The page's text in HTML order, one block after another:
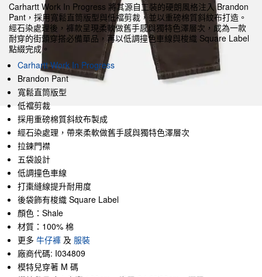
Carhartt Work In Progress 將其源自工裝的硬朗風格注入 Brandon
Pant，採用寬鬆直筒版型與低襠剪裁，並以重磅棉質斜紋布打造。
經石染處理後，褲款呈現柔軟做舊手感與獨特色澤層次，成為一款
耐穿的街頭穿搭必備單品，再以低調撞色車線與梭織 Square Label
點綴完成。
Carhartt Work In Progress
Brandon Pant
寬鬆直筒版型
低襠剪裁
採用重磅棉質斜紋布製成
經石染處理，帶來柔軟做舊手感與獨特色澤層次
拉鍊門襟
五袋設計
低調撞色車線
打棗縫線提升耐用度
後袋飾有梭織 Square Label
顏色：Shale
材質：100% 棉
更多 牛仔褲 及 服裝
廠商代碼: I034809
模特兒穿著 M 碼